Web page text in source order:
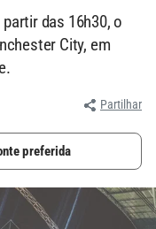
das 16h30, o
City, em
Partilhar
preferida